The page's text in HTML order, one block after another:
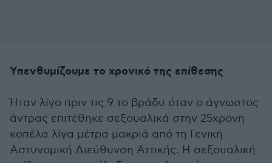
Υπενθυμίζουμε το χρονικό της επίθεσης
Ήταν λίγο πριν τις 9 το βράδυ όταν ο άγνωστος
άντρας επιτέθηκε σεξουαλικά στην 25χρονη
κοπέλα λίγα μέτρα μακριά από τη Γενική
Αστυνομική Διεύθυνση Αττικής. Η σεξουαλική